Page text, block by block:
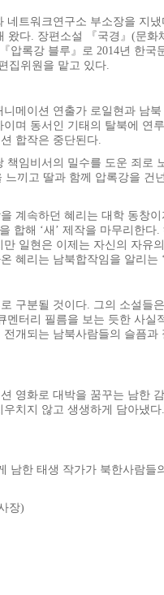
트워크연구소 부소장을 지
왔다. 장편소설 『국경』(문
압록강 블루』로 2014년 한국
집위원을 맡고 있다.
메이션 연출가 로일현과 남
며 동서인 기태의 탈북에 연
합작은 중단된다.
임비서의 밀수를 도운 죄로
끼고 딸과 함께 압록강을 건
계속하던 혜리는 대학 동창
합해 ‘새’ 제작을 마무리한다
일현은 이제는 자신의 자유
혜리는 남북합작임을 알리는
구분될 것이다. 그의 소설들
터리 필름을 보는 듯한 사실
개되는 남북사람들의 슬픔과
영화로 대박을 꿈꾸는 남한
치지 않고 생생하게 담아냈
남한 태생 작가가 북한사람들
장)